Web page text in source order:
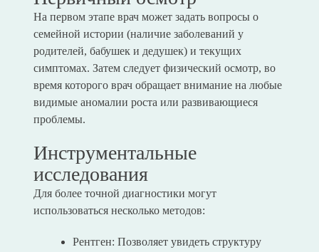
На первом этапе врач может задать вопросы о
семейной истории (наличие заболеваний у
родителей, бабушек и дедушек) и текущих
симптомах. Затем следует физический осмотр, во
время которого врач обращает внимание на любые
видимые аномалии роста или развивающиеся
проблемы.
Инструментальные
исследования
Для более точной диагностики могут
использоваться несколько методов:
Рентген: Позволяет увидеть структуру